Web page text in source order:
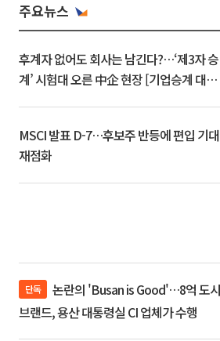
주요뉴스
후계자 없어도 회사는 남긴다?…‘제3자 승
계’ 시험대 오른 中企 현장 [기업승계 대전
MSCI 발표 D-7…후보주 반등에 편입 기대
재점화
단독
브랜드, 용산 대통령실 CI 업체가 수행